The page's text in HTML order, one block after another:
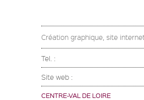
Création graphique, site
Tel. :
Site web :
CENTRE-VAL DE LOIRE